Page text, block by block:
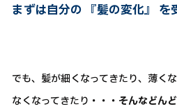
まずは自分の 『髪の変化』 を
でも、髪が細くなってきたり、薄く
なくなってきたり ・・・そんなどん